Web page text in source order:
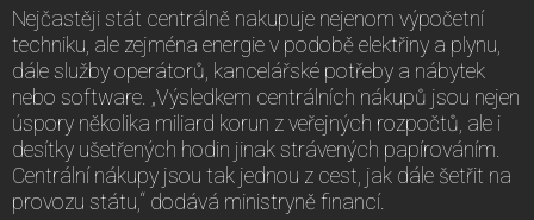
Nejčastěji stát centrálně nakupuje nejenom výpočetní
techniku, ale zejména energie v podobě elektřiny a plynu,
dále služby operátorů, kancelářské potřeby a nábytek
nebo software. „Výsledkem centrálních nákupů jsou nejen
úspory několika miliard korun z veřejných rozpočtů, ale i
desítky ušetřených hodin jinak strávených papírováním.
Centrální nákupy jsou tak jednou z cest, jak dále šetřit na
provozu státu,“ dodává ministryně financí.